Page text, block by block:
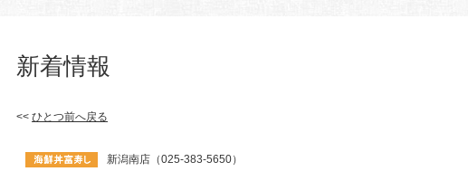
新着情報
<< ひとつ前へ戻る
新潟南店（025-383-5650）